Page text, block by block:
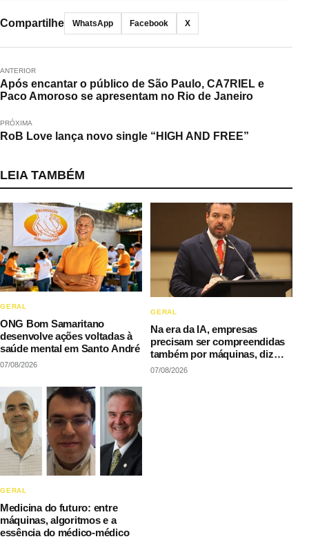
Compartilhe WhatsApp Facebook X
ANTERIOR
Após encantar o público de São Paulo, CA7RIEL e
Paco Amoroso se apresentam no Rio de Janeiro
PRÓXIMA
RoB Love lança novo single “HIGH AND FREE”
LEIA TAMBÉM
GERAL
ONG Bom Samaritano
desenvolve ações voltadas à
saúde mental em Santo André
07/08/2026
GERAL
Na era da IA, empresas
precisam ser compreendidas
também por máquinas, diz
LAQI
07/08/2026
GERAL
Medicina do futuro: entre
máquinas, algoritmos e a
essência do médico-médico